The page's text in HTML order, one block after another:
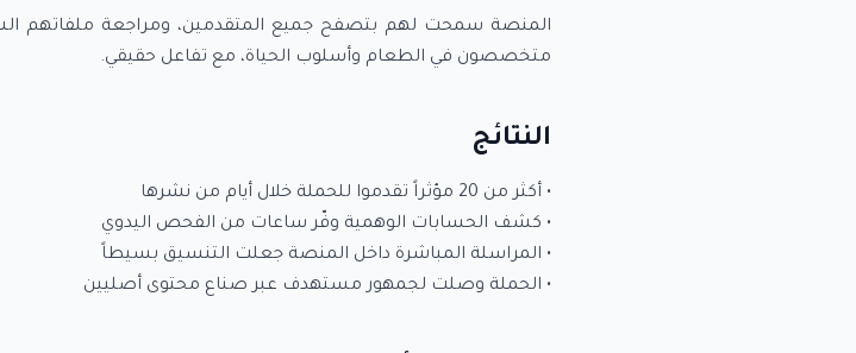
المنصة سمحت لهم بتصفح جميع المتقدمين، ومراجعة ملفاتهم
متخصصون في الطعام وأسلوب الحياة، مع تفاعل حقيقي.
النتائج
• الحملة وصلت لجمهور مستهدف عبر صناع محتوى أصليين